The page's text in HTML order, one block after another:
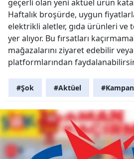
geçerli olan yeni aktüel ürün
Haftalık broşürde, uygun
elektrikli aletler, gıda ürünleri ve
yer alıyor. Bu fırsatları
mağazalarını ziyaret edebilir
platformlarından
#Şok #Aktüel